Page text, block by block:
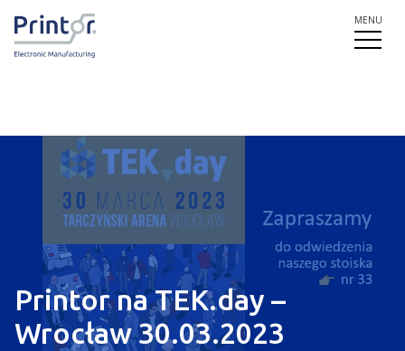
MENU
Printor na TEK.day –
Wrocław 30.03.2023